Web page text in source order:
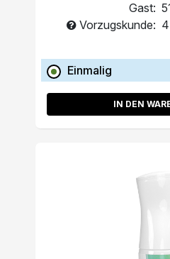
Gast:
Vorzugskunde:
Einmalig
IN DEN